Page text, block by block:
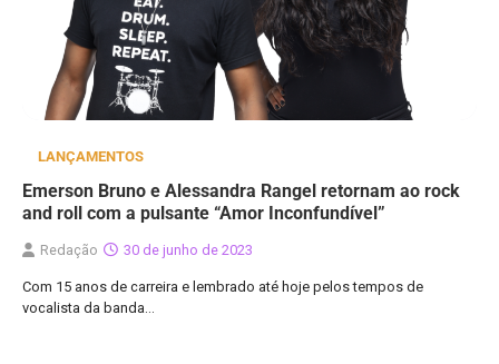
LANÇAMENTOS
Emerson Bruno e Alessandra Rangel retornam ao rock
and roll com a pulsante “Amor Inconfundível”
Redação 30 de junho de 2023
Com 15 anos de carreira e lembrado até hoje pelos tempos de
vocalista da banda…